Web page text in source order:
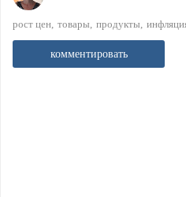
рост цен товары продукты
комментировать